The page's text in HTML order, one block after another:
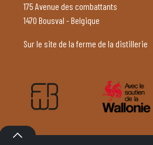
175 Avenue des combattants
1470 Bousval - Belgique
Sur le site de la ferme de la distillerie